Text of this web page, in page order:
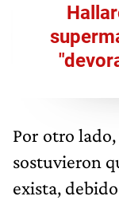
Por otro
sostuvieron
exista,